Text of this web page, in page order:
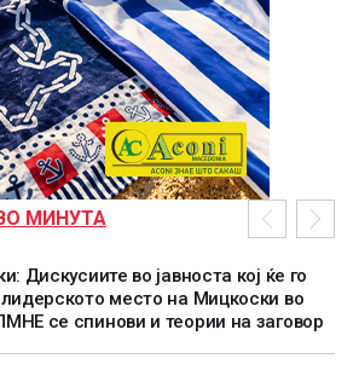
МИНУТА
Дискусиите во јавноста кој ќе го
место на Мицкоски во
се спинови и теории на заговор